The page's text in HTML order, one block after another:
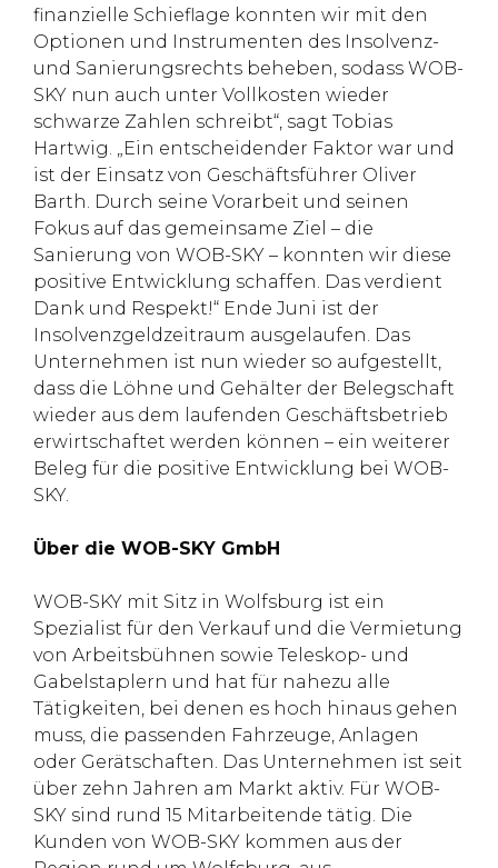
finanzielle Schieflage konnten wir mit den
Optionen und Instrumenten des Insolvenz-
und Sanierungsrechts beheben, sodass WOB-
SKY nun auch unter Vollkosten wieder
schwarze Zahlen schreibt“, sagt Tobias
Hartwig. „Ein entscheidender Faktor war und
ist der Einsatz von Geschäftsführer Oliver
Barth. Durch seine Vorarbeit und seinen
Fokus auf das gemeinsame Ziel – die
Sanierung von WOB-SKY – konnten wir diese
positive Entwicklung schaffen. Das verdient
Dank und Respekt!“ Ende Juni ist der
Insolvenzgeldzeitraum ausgelaufen. Das
Unternehmen ist nun wieder so aufgestellt,
dass die Löhne und Gehälter der Belegschaft
wieder aus dem laufenden Geschäftsbetrieb
erwirtschaftet werden können – ein weiterer
Beleg für die positive Entwicklung bei WOB-
SKY.
Über die WOB-SKY GmbH
WOB-SKY mit Sitz in Wolfsburg ist ein
Spezialist für den Verkauf und die Vermietung
von Arbeitsbühnen sowie Teleskop- und
Gabelstaplern und hat für nahezu alle
Tätigkeiten, bei denen es hoch hinaus gehen
muss, die passenden Fahrzeuge, Anlagen
oder Gerätschaften. Das Unternehmen ist seit
über zehn Jahren am Markt aktiv. Für WOB-
SKY sind rund 15 Mitarbeitende tätig. Die
Kunden von WOB-SKY kommen aus der